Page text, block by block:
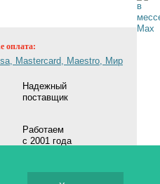
оплата:
Надежный
поставщик
Работаем
с 2001 года